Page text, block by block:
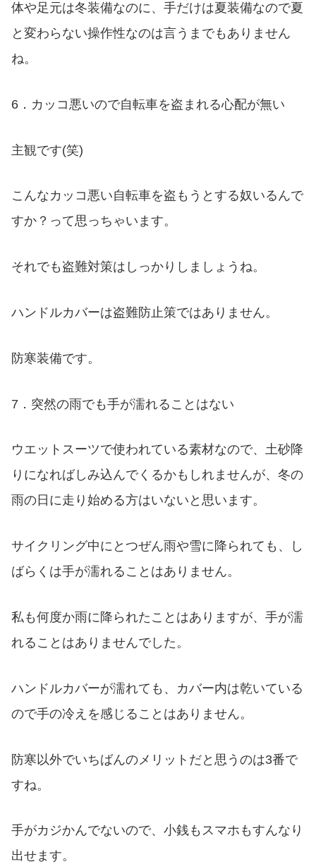
体や足元は冬装備なのに、手だけは夏装備なので夏
と変わらない操作性なのは言うまでもありません
ね。
6．カッコ悪いので自転車を盗まれる心配が無い
主観です(笑)
こんなカッコ悪い自転車を盗もうとする奴いるんで
すか？って思っちゃいます。
それでも盗難対策はしっかりしましょうね。
ハンドルカバーは盗難防止策ではありません。
防寒装備です。
7．突然の雨でも手が濡れることはない
ウエットスーツで使われている素材なので、土砂降
りになればしみ込んでくるかもしれませんが、冬の
雨の日に走り始める方はいないと思います。
サイクリング中にとつぜん雨や雪に降られても、し
ばらくは手が濡れることはありません。
私も何度か雨に降られたことはありますが、手が濡
れることはありませんでした。
ハンドルカバーが濡れても、カバー内は乾いている
ので手の冷えを感じることはありません。
防寒以外でいちばんのメリットだと思うのは3番で
すね。
手がカジかんでないので、小銭もスマホもすんなり
出せます。